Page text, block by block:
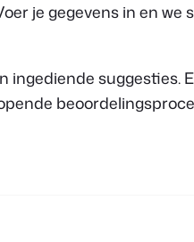
je gegevens in en
suggesties.